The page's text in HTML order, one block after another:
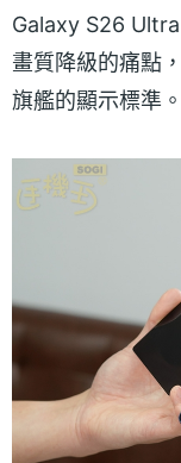
Galaxy S26
畫質降級的痛點
旗艦的顯示標準。